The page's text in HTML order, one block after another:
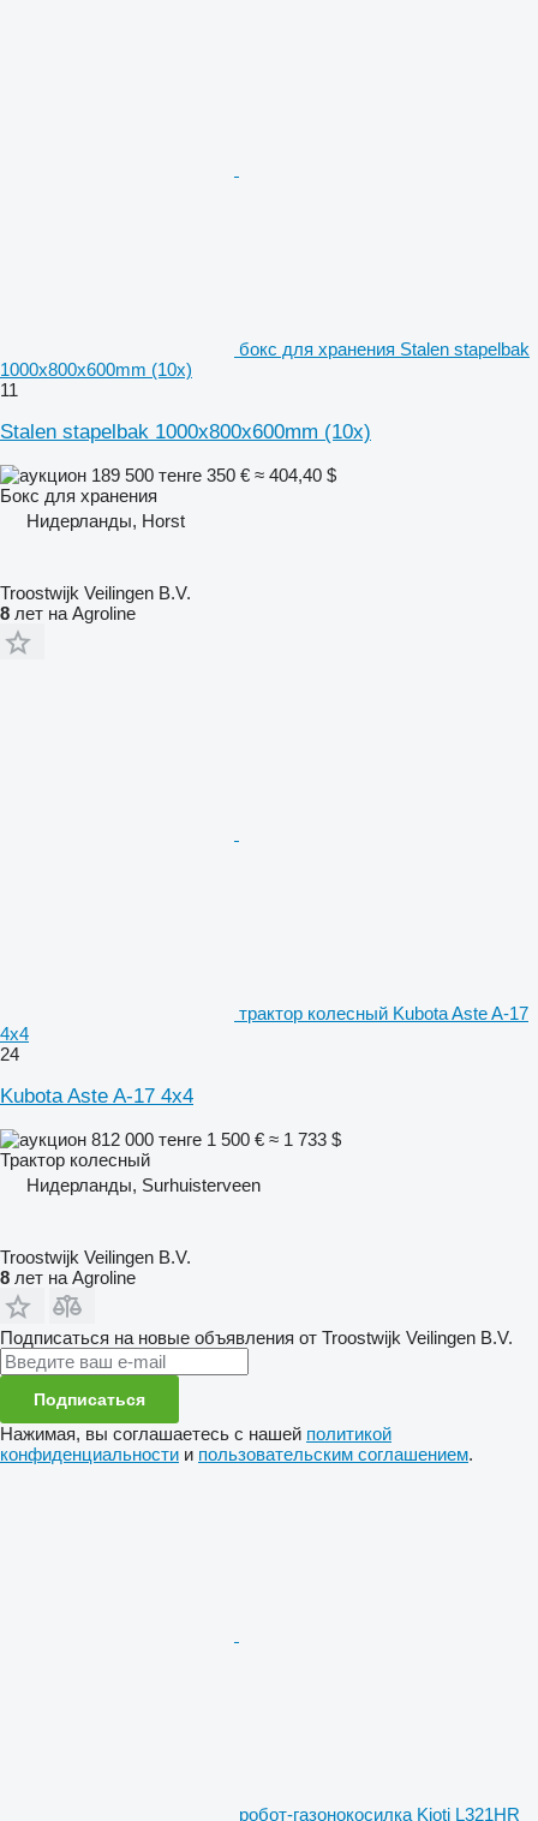
бокс для хранения Stalen stapelbak
1000x800x600mm (10x)
11
Stalen stapelbak 1000x800x600mm (10x)
189 500 тенге 350 € ≈ 404,40 $
Бокс для хранения
Нидерланды, Horst
Troostwijk Veilingen B.V.
8 лет на Agroline
трактор колесный Kubota Aste A-17
4x4
24
Kubota Aste A-17 4x4
812 000 тенге 1 500 € ≈ 1 733 $
Трактор колесный
Нидерланды, Surhuisterveen
Troostwijk Veilingen B.V.
8 лет на Agroline
Подписаться на новые объявления от Troostwijk Veilingen B.V.
Подписаться
Нажимая, вы соглашаетесь с нашей политикой
конфиденциальности и пользовательским соглашением.
робот-газонокосилка Kioti L321HR